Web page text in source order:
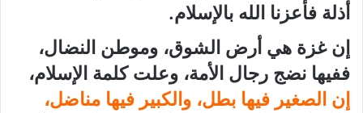
أذلة فأعزنا الله بالإسلام.
إن غزة هي أرض الشوق، وموطن النضال،
ففيها نضج رجال الأمة، وعلت كلمة الإسلام،
إن الصغير فيها بطل، والكبير فيها مناضل،